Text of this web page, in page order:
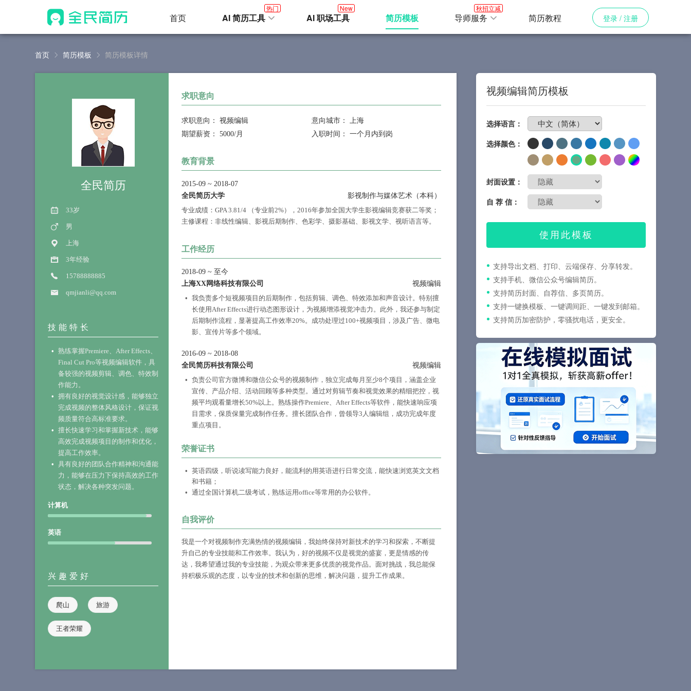
首页 AI 简历工具
热门
AI 职场工具
New
简历模板 导师服务
秋招立减
简历教程 登录 / 注册
首页 简历模板 简历模板详情
视频编辑简历模板
选择语言：
选择颜色：
封面设置：
自 荐 信：
使用此模板
支持导出文档、打印、云端保存、分享转发。
支持手机、微信公众号编辑简历。
支持简历封面、自荐信、多页简历。
支持一键换模板、一键调间距、一键发到邮箱。
支持简历加密防护，零骚扰电话，更安全。
全民简历
33岁
男
上海
3年经验
15788888885
qmjianli@qq.com
技能特长
熟练掌握Premiere、After Effects、
Final Cut Pro等视频编辑软件，具
备较强的视频剪辑、调色、特效制
作能力。
拥有良好的视觉设计感，能够独立
完成视频的整体风格设计，保证视
频质量符合高标准要求。
擅长快速学习和掌握新技术，能够
高效完成视频项目的制作和优化，
提高工作效率。
具有良好的团队合作精神和沟通能
力，能够在压力下保持高效的工作
状态，解决各种突发问题。
计算机
英语
兴趣爱好
爬山 旅游
王者荣耀
求职意向
求职意向： 视频编辑 意向城市： 上海
期望薪资： 5000/月 入职时间： 一个月内到岗
教育背景
2015-09 ~ 2018-07
全民简历大学
影视制作与媒体艺术（本科）
专业成绩：GPA 3.81/4 （专业前2%），2016年参加全国大学生影视编辑竞赛获二等奖；
主修课程：非线性编辑、影视后期制作、色彩学、摄影基础、影视文学、视听语言等。
工作经历
2018-09 ~ 至今
上海XX网络科技有限公司
视频编辑
我负责多个短视频项目的后期制作，包括剪辑、调色、特效添加和声音设计。特别擅
长使用After Effects进行动态图形设计，为视频增添视觉冲击力。此外，我还参与制定
后期制作流程，显著提高工作效率20%。成功处理过100+视频项目，涉及广告、微电
影、宣传片等多个领域。
2016-09 ~ 2018-08
全民简历科技有限公司
视频编辑
负责公司官方微博和微信公众号的视频制作，独立完成每月至少8个项目，涵盖企业
宣传、产品介绍、活动回顾等多种类型。通过对剪辑节奏和视觉效果的精细把控，视
频平均观看量增长50%以上。熟练操作Premiere、After Effects等软件，能快速响应项
目需求，保质保量完成制作任务。擅长团队合作，曾领导3人编辑组，成功完成年度
重点项目。
荣誉证书
英语四级，听说读写能力良好，能流利的用英语进行日常交流，能快速浏览英文文档
和书籍；
通过全国计算机二级考试，熟练运用office等常用的办公软件。
自我评价
我是一个对视频制作充满热情的视频编辑，我始终保持对新技术的学习和探索，不断提
升自己的专业技能和工作效率。我认为，好的视频不仅是视觉的盛宴，更是情感的传
达，我希望通过我的专业技能，为观众带来更多优质的视觉作品。面对挑战，我总能保
持积极乐观的态度，以专业的技术和创新的思维，解决问题，提升工作成果。